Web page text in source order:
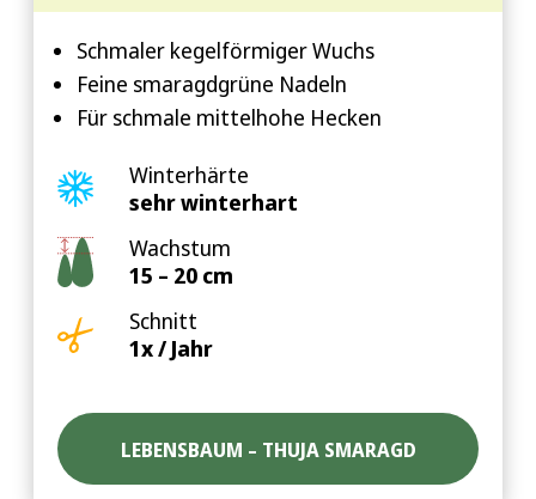
Schmaler kegelförmiger Wuchs
Feine smaragdgrüne Nadeln
Für schmale mittelhohe Hecken
Winterhärte
sehr winterhart
Wachstum
15 – 20 cm
Schnitt
1x / Jahr
LEBENSBAUM – THUJA SMARAGD